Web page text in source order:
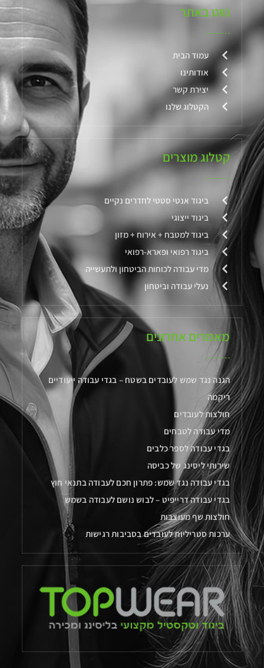
נווט באתר
עמוד הבית
אודותינו
יצירת קשר
הקטלוג שלנו
קטלוג מוצרים
ביגוד אנטי סטטי לחדרים נקיים
ביגוד ייצוגי
ביגוד למטבח + אירוח + מזון
ביגוד רפואי ופארא-רפואי
מדי עבודה לכוחות הביטחון ולתעשייה
נעלי עבודה וביטחון
מאמרים אחרונים
הגנה נגד שמש לעובדים בשטח – בגדי עבודה ייעודיים
ריקמה
חולצות לעובדים
מדי עבודה לטבחים
בגדי עבודה לספר כלבים
שירותי ליסינג של כביסה
בגדי עבודה נגד שמש: פתרון חכם לעבודה בתנאי חוץ
בגדי עבודה דרייפיט – לבוש נושם לעבודה בשמש
חולצות שף מעוצבות
ערכות סטריליות לעובדים בסביבות רגישות